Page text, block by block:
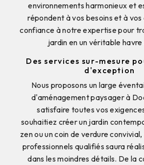
environnements harmonieux et
répondent à vos besoins et à vos
confiance à notre expertise pour
jardin en un véritable havre
Des services sur-mesure
d'exception
Nous proposons un large
d'aménagement paysager à
satisfaire toutes vos
souhaitiez créer un jardin
zen ou un coin de verdure
professionnels qualifiés saura
dans les moindres détails. De la